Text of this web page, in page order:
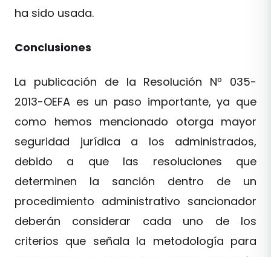
ha sido usada.
Conclusiones
La publicación de la Resolución Nº 035-
2013-OEFA es un paso importante, ya que
como hemos mencionado otorga mayor
seguridad jurídica a los administrados,
debido a que las resoluciones que
determinen la sanción dentro de un
procedimiento administrativo sancionador
deberán considerar cada uno de los
criterios que señala la metodología para